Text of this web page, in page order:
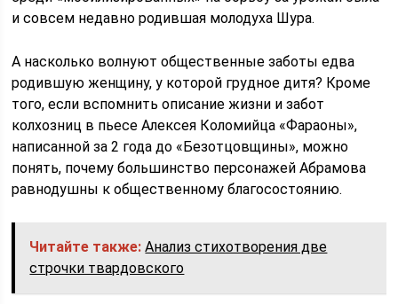
и совсем недавно родившая молодуха Шура.
А насколько волнуют общественные заботы едва
родившую женщину, у которой грудное дитя? Кроме
того, если вспомнить описание жизни и забот
колхозниц в пьесе Алексея Коломийца «Фараоны»,
написанной за 2 года до «Безотцовщины», можно
понять, почему большинство персонажей Абрамова
равнодушны к общественному благосостоянию.
Читайте также: Анализ стихотворения две
строчки твардовского